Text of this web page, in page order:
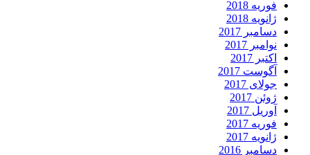
فوریه 2018
ژانویه 2018
دسامبر 2017
نوامبر 2017
اکتبر 2017
آگوست 2017
جولای 2017
ژوئن 2017
آوریل 2017
فوریه 2017
ژانویه 2017
دسامبر 2016